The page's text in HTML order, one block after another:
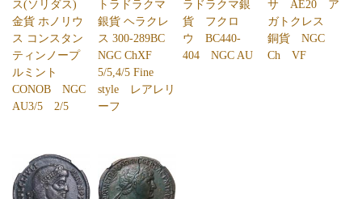
ス(ソリダス)
金貨 ホノリウ
ス コンスタン
ティンノープ
ルミント
CONOB NGC
AU3/5 2/5
トラドラクマ
銀貨 ヘラクレ
ス 300-289BC
NGC ChXF
5/5,4/5 Fine
style レアレリ
ーフ
ラドラクマ銀
貨 フクロ
ウ BC440-
404 NGC AU
サ AE20 ア
ガトクレス
銅貨 NGC
Ch VF